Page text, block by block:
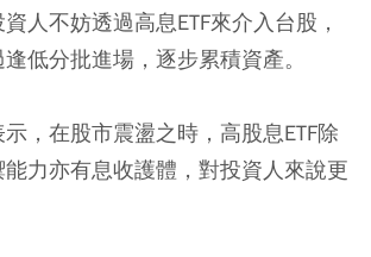
人不妨透過高息ETF來介入台股，
低分批進場，逐步累積資產。
，在股市震盪之時，高股息ETF除
力亦有息收護體，對投資人來說更